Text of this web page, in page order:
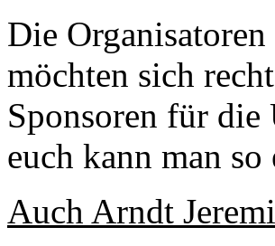
Die Organisatoren
möchten sich
Sponsoren für die
euch kann man
Auch Arndt